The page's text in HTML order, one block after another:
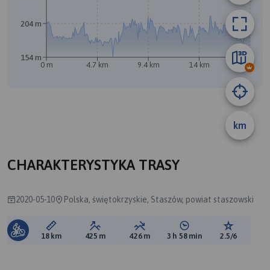
km
0 m 4.7 km 9.4 km 14 km 18 km
154 m
204 m
CHARAKTERYSTYKA TRASY
2020-05-10 Polska, świętokrzyskie, Staszów, powiat staszowski
Długość trasy:
18 km Suma przewyższeń:
425 m Suma spadków:
426 m Średni czas potrzebny
3 h 58 min Ocena
2.5/6